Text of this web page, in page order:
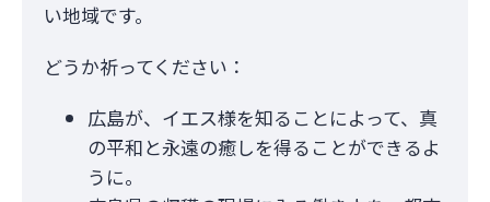
い地域です。
どうか祈ってください：
広島が、イエス様を知ることによって、真
の平和と永遠の癒しを得ることができるよ
うに。